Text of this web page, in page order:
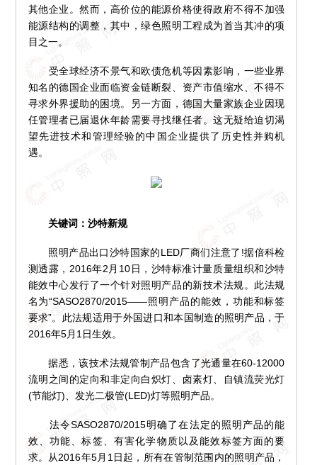
其他企业。然而，高价位的能源价格使得政府不得不加强
能源结构的调整，其中，绿色照明工程成为首当其冲的项
目之一。
受全球经济不景气和欧债危机等因素影响，一些业界
知名的德国企业面临资金链断裂、资产市值缩水、不得不
寻求外界援助的困境。另一方面，德国大量家族企业因现
任管理者已届退休年龄需要寻找继任者。这无疑给迫切渴
望先进技术和管理经验的中国企业提供了历史性并购机
遇。
关键词：沙特新规
照明产品出口沙特国家的LED厂商们注意了!据倍科检
测透露，2016年2月10日，沙特标准计量质量组织和沙特
能效中心发行了一个针对照明产品的新技术法规。此法规
名为“SASO2870/2015——照明产品的能效，功能和标签
要求”。此法规适用于外国进口和本国制造的照明产品，于
2016年5月1日生效。
据悉，该技术法规管制产品包含了光通量在60-12000
流明之间的定向和非定向白炽灯、卤素灯、自镇流荧光灯
(节能灯)、发光二极管(LED)灯等照明产品。
法令SASO2870/2015明确了在法定的照明产品的能
效、功能、标签、有害化学物质以及能效标签方面的要
求。从2016年5月1日起，所有在管制范围内的照明产品，